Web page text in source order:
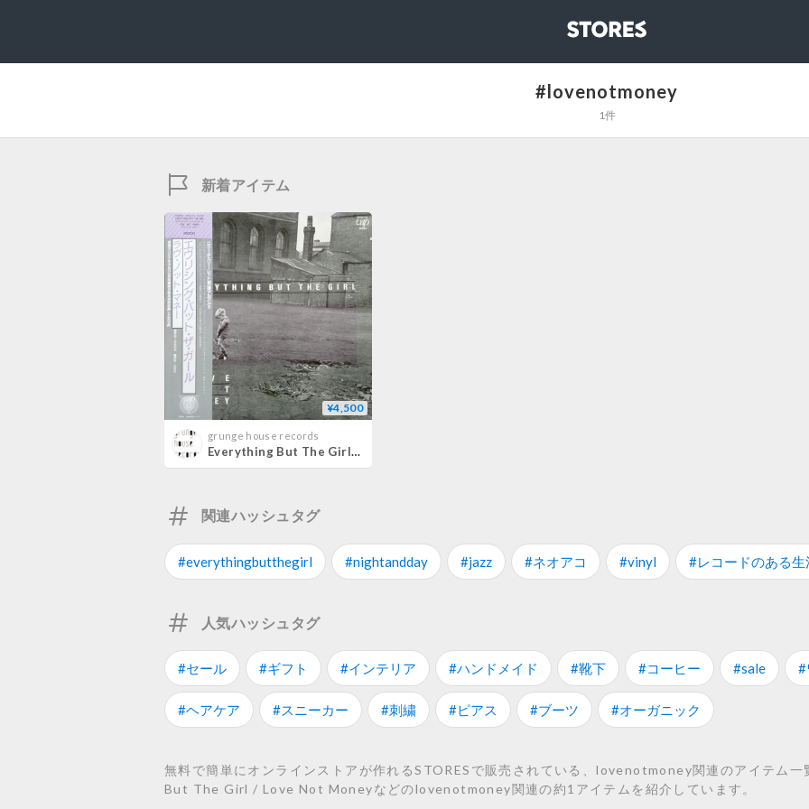
STORES
#lovenotmoney
1件
新着アイテム
¥4,500
grunge house records
Everything But The Girl / Love Not Money
関連ハッシュタグ
#everythingbutthegirl #nightandday #jazz #ネオアコ #vinyl #レコードのある生
人気ハッシュタグ
#セール #ギフト #インテリア #ハンドメイド #靴下 #コーヒー #sale #
#ヘアケア #スニーカー #刺繍 #ピアス #ブーツ #オーガニック
無料で簡単にオンラインストアが作れるSTORESで販売されている、lovenotmoney関連のアイテム
But The Girl / Love Not Moneyなどのlovenotmoney関連の約1アイテムを紹介しています。